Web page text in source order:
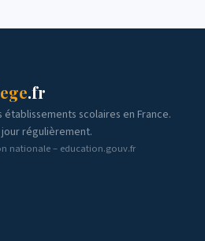
.fr
scolaires en France.
régulièrement.
nationale – education.gouv.fr